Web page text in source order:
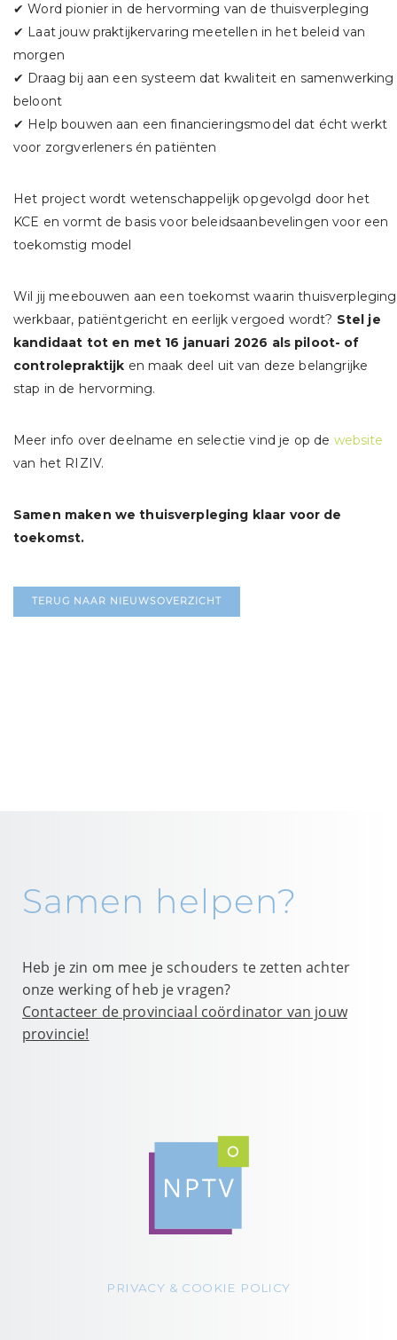
✔ Word pionier in de hervorming van de thuisverpleging
✔ Laat jouw praktijkervaring meetellen in het beleid van
morgen
✔ Draag bij aan een systeem dat kwaliteit en samenwerking
beloont
✔ Help bouwen aan een financieringsmodel dat écht werkt
voor zorgverleners én patiënten
Het project wordt wetenschappelijk opgevolgd door het
KCE en vormt de basis voor beleidsaanbevelingen voor een
toekomstig model
Wil jij meebouwen aan een toekomst waarin thuisverpleging
werkbaar, patiëntgericht en eerlijk vergoed wordt? Stel je
kandidaat tot en met 16 januari 2026 als piloot- of
controlepraktijk en maak deel uit van deze belangrijke
stap in de hervorming.
Meer info over deelname en selectie vind je op de website
van het RIZIV.
Samen maken we thuisverpleging klaar voor de
toekomst.
TERUG NAAR NIEUWSOVERZICHT
Samen helpen?
Heb je zin om mee je schouders te zetten achter
onze werking of heb je vragen?
Contacteer de provinciaal coördinator van jouw
provincie!
PRIVACY & COOKIE POLICY